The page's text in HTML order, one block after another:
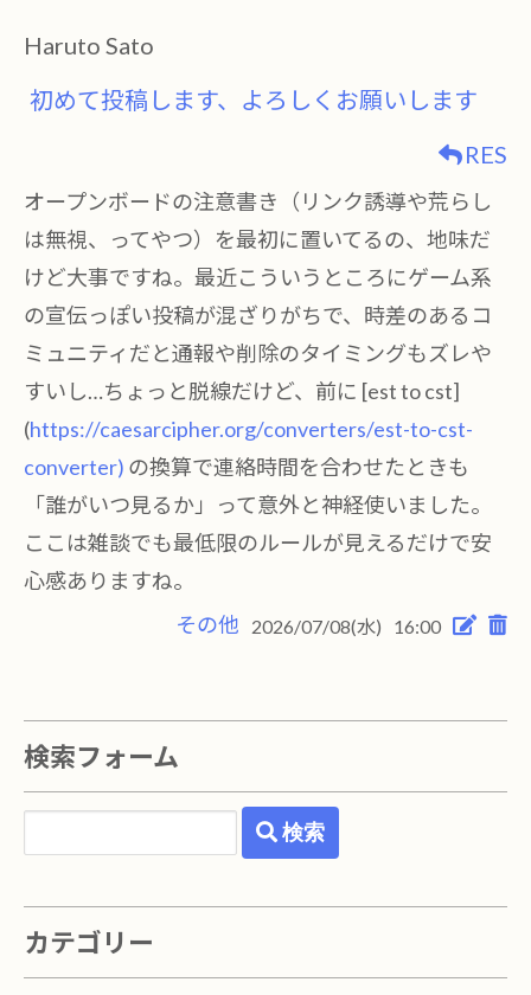
Haruto Sato
初めて投稿します、よろしくお願いします
RES
オープンボードの注意書き（リンク誘導や荒らし
は無視、ってやつ）を最初に置いてるの、地味だ
けど大事ですね。最近こういうところにゲーム系
の宣伝っぽい投稿が混ざりがちで、時差のあるコ
ミュニティだと通報や削除のタイミングもズレや
すいし…ちょっと脱線だけど、前に [est to cst]
(https://caesarcipher.org/converters/est-to-cst-
converter) の換算で連絡時間を合わせたときも
「誰がいつ見るか」って意外と神経使いました。
ここは雑談でも最低限のルールが見えるだけで安
心感ありますね。
その他
2026/07/08(水) 16:00
検索フォーム
検索
カテゴリー